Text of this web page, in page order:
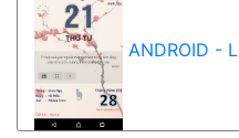
ANDROID -